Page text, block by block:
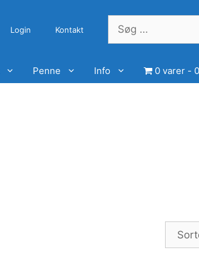
Login Kontakt
Søg
efter:
Penne Info 0 varer